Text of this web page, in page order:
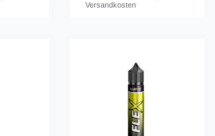
Versandkosten